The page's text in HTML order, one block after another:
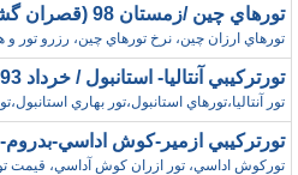
تورهاي چين /زمستان 98 (قصران گشت)
تورهاي ارزان چين، نرخ تورهاي چين، رزرو تور و
تورترکيبي آنتاليا- استانبول / خرداد 93 (آرياز گشت)
تور آنتاليا،تورهاي استانبول،تور بهاري
تورترکيبي ازمير-کوش اداسي-بدروم-مارماريس/
تورکوش اداسي، تور ازران کوش آداسي، قيمت